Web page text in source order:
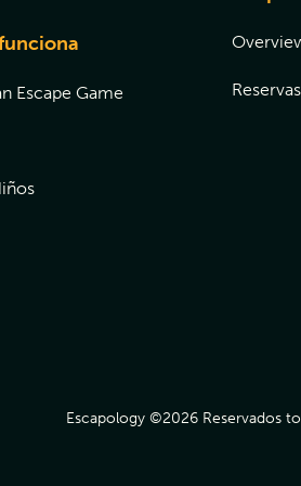
Escape Game
Escapology ©2026 Reservados